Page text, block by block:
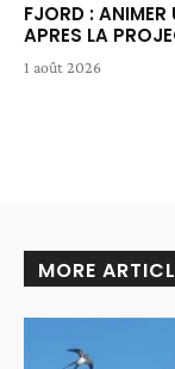
FJORD : ANIMER
APRES LA
1 août 2026
MORE